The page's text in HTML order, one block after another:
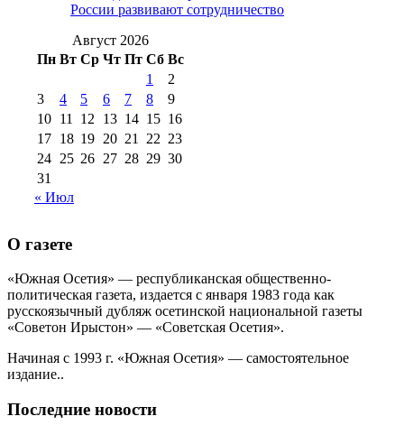
2017 г(9)
№99 4 августа
2016 г(12) №99 8 июля 2014 г
августа 2012 г(11)
августа 2013 г
(12)
России развивают сотрудничество
Август 2026
Пн Вт Ср Чт Пт Сб Вс
1
2
3
4 5 6 7 8
9
10 11 12 13 14 15 16
17 18 19 20 21 22 23
24 25 26 27 28 29 30
31
« Июл
О газете
«Южная Осетия» — республиканская общественно-
политическая газета, издается с января 1983 года как
русскоязычный дубляж осетинской национальной газеты
«Советон Ирыстон» — «Советская Осетия».
Начиная с 1993 г. «Южная Осетия» — самостоятельное
издание..
Последние новости